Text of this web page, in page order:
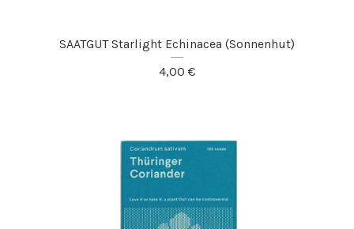
SAATGUT Starlight Echinacea (Sonnenhut)
4,00 €